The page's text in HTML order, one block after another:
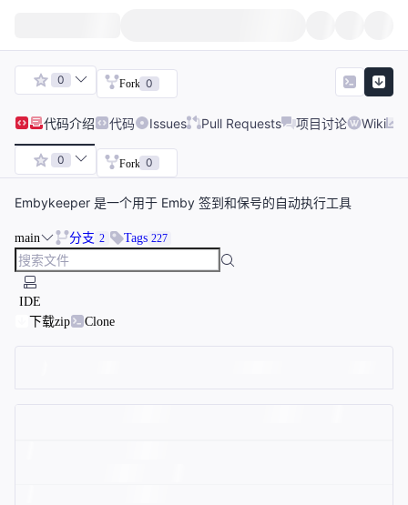
0 Fork 0
代码介绍 代码 Issues Pull Requests 项目讨论 Wiki
0 Fork 0
Embykeeper 是一个用于 Emby 签到和保号的自动执行工具
main 分支 2 Tags 227
IDE
下载zip
Clone